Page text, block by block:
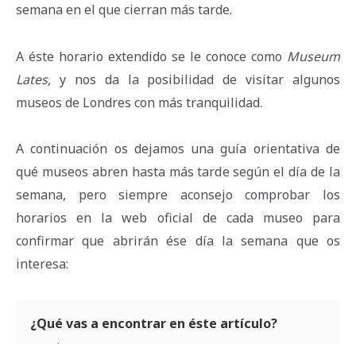
semana en el que cierran más tarde.
A éste horario extendido se le conoce como Museum
Lates, y nos da la posibilidad de visitar algunos
museos de Londres con más tranquilidad.
A continuación os dejamos una guía orientativa de
qué museos abren hasta más tarde según el día de la
semana, pero siempre aconsejo comprobar los
horarios en la web oficial de cada museo para
confirmar que abrirán ése día la semana que os
interesa:
¿Qué vas a encontrar en éste artículo?